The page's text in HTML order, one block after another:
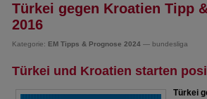
Türkei gegen Kroatien Tipp
2016
Kategorie: EM Tipps & Prognose 2024 — bundesliga
Türkei und Kroatien starten
Türkei